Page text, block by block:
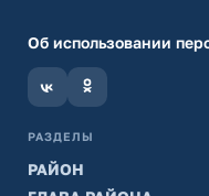
Об использовании
РАЗДЕЛЫ
РАЙОН